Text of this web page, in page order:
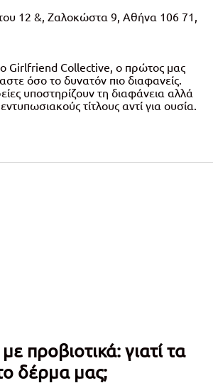
12 &, Ζαλοκώστα 9, Αθήνα 106 71,
Girlfriend Collective, ο πρώτος μας
όσο το δυνατόν πιο διαφανείς.
υποστηρίζουν τη διαφάνεια αλλά
τίτλους αντί για ουσία.
προβιοτικά: γιατί τα
δέρμα μας;